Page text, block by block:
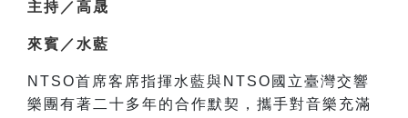
主持／高晟
來賓／水藍
NTSO首席客席指揮水藍與NTSO國立臺灣交響
樂團有著二十多年的合作默契，攜手對音樂充滿